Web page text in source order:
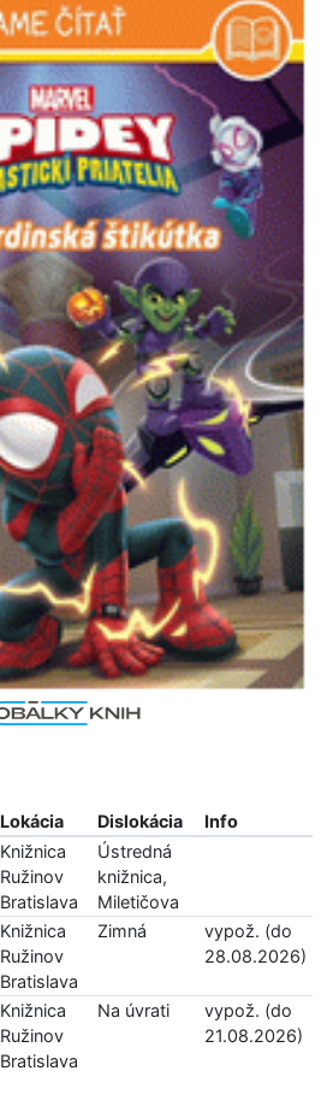
Lokácia Dislokácia
Info
Knižnica
Ružinov
Bratislava
Ústredná
knižnica,
Miletičova
Knižnica
Ružinov
Bratislava
Zimná
vypož. (do
28.08.2026)
Knižnica
Ružinov
Bratislava
Na úvrati
vypož. (do
21.08.2026)